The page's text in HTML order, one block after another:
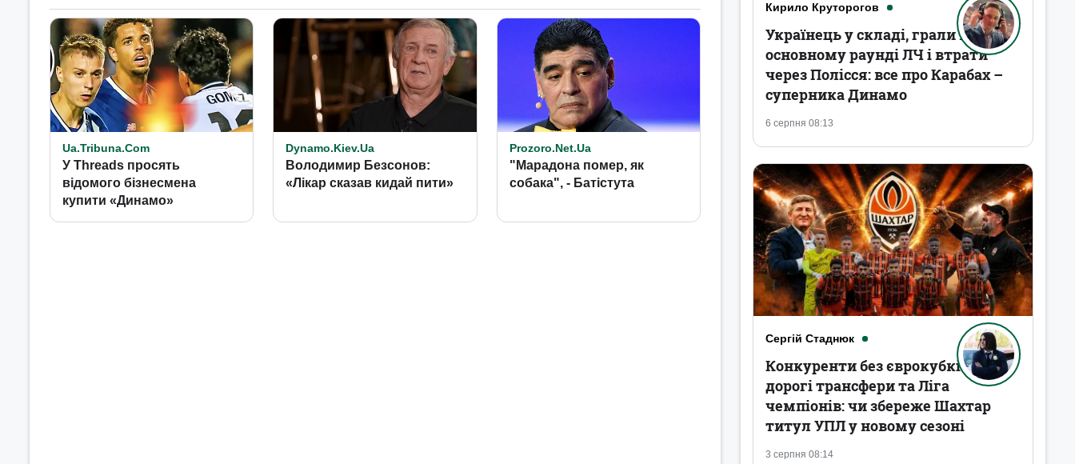
Кирило Круторогов
6 серпня 08:13
Українець у складі, грали в
основному раунді ЛЧ і втрати
через Полісся: все про Карабах –
суперника Динамо
Сергій Стаднюк
3 серпня 08:14
Конкуренти без єврокубків,
дорогі трансфери та Ліга
чемпіонів: чи збереже Шахтар
титул УПЛ у новому сезоні